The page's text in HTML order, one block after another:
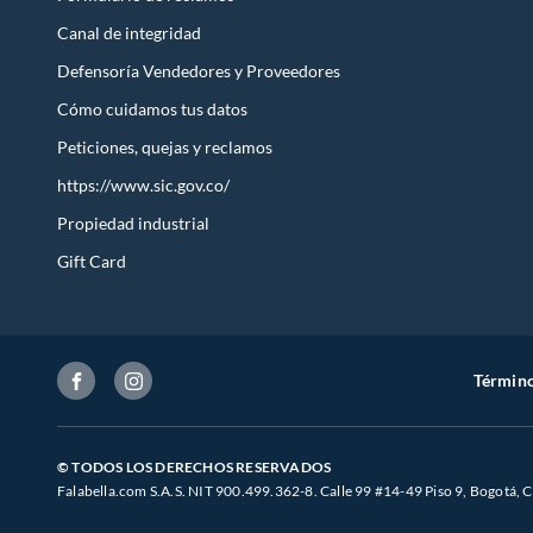
Canal de integridad
Defensoría Vendedores y Proveedores
Cómo cuidamos tus datos
Peticiones, quejas y reclamos
https://www.sic.gov.co/
Propiedad industrial
Gift Card
© TODOS LOS DERECHOS RESERVADOS
Falabella.com S.A.S. NIT 900.499.362-8. Calle 99 #14-49 Piso 9, Bogotá,